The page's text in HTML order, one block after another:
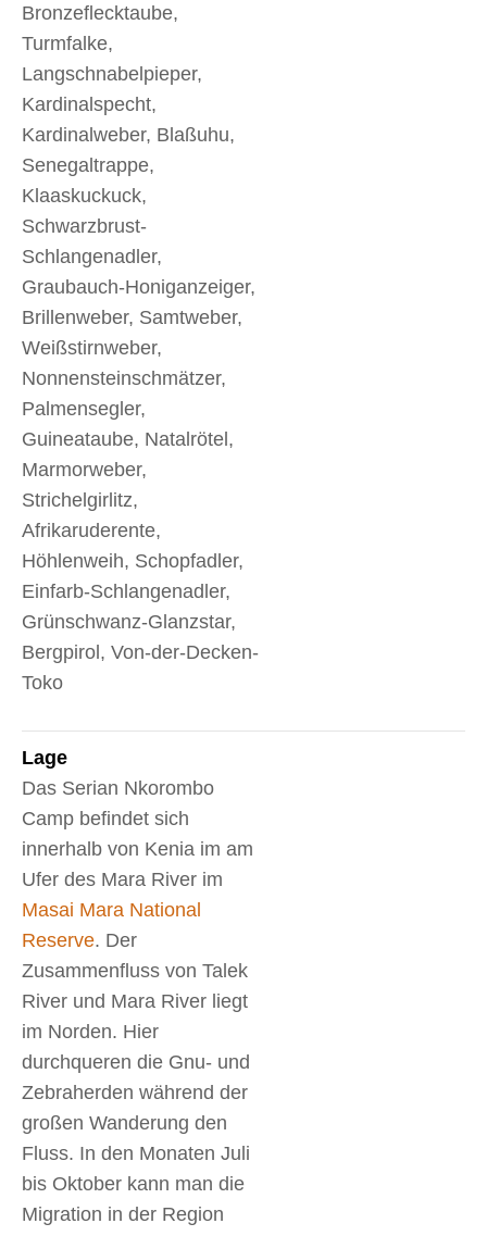
Bronzeflecktaube,
Turmfalke,
Langschnabelpieper,
Kardinalspecht,
Kardinalweber, Blaßuhu,
Senegaltrappe,
Klaaskuckuck,
Schwarzbrust-
Schlangenadler,
Graubauch-Honiganzeiger,
Brillenweber, Samtweber,
Weißstirnweber,
Nonnensteinschmätzer,
Palmensegler,
Guineataube, Natalrötel,
Marmorweber,
Strichelgirlitz,
Afrikaruderente,
Höhlenweih, Schopfadler,
Einfarb-Schlangenadler,
Grünschwanz-Glanzstar,
Bergpirol, Von-der-Decken-
Toko
Lage
Das Serian Nkorombo
Camp befindet sich
innerhalb von Kenia im am
Ufer des Mara River im
Masai Mara National
Reserve. Der
Zusammenfluss von Talek
River und Mara River liegt
im Norden. Hier
durchqueren die Gnu- und
Zebraherden während der
großen Wanderung den
Fluss. In den Monaten Juli
bis Oktober kann man die
Migration in der Region